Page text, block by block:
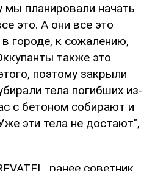
мы планировали начать
это. А они все это
городе, к сожалению,
также это
поэтому закрыли
тела погибших из-
с бетоном собирают и
эти тела не достают",
ранее советник